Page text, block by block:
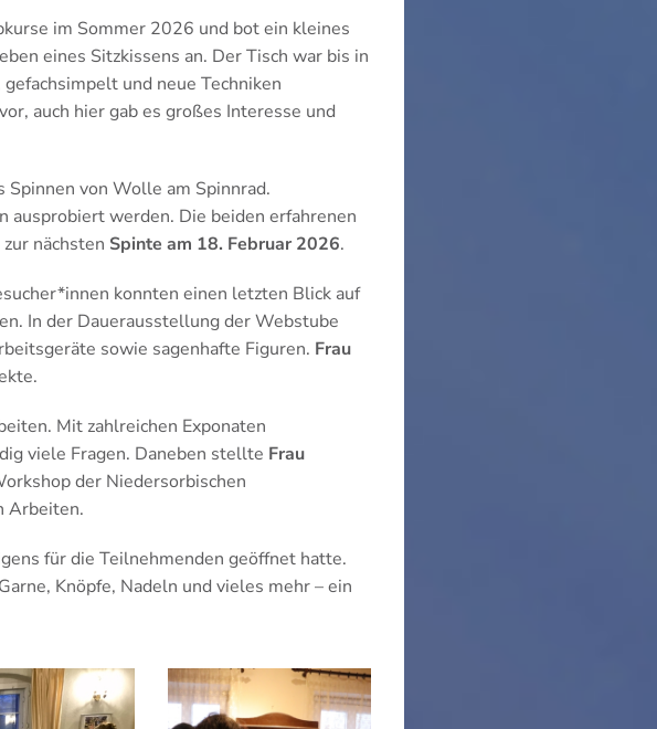
im Sommer 2026 und bot ein kleines
eines Sitzkissens an. Der Tisch war bis in
und neue Techniken
vor, auch hier gab es großes Interesse und
Spinnen von Wolle am Spinnrad.
werden. Die beiden erfahrenen
nächsten Spinte am 18. Februar 2026.
konnten einen letzten Blick auf
In der Dauerausstellung der Webstube
sowie sagenhafte Figuren. Frau
Mit zahlreichen Exponaten
viele Fragen. Daneben stellte Frau
der Niedersorbischen
Arbeiten.
für die Teilnehmenden geöffnet hatte.
Knöpfe, Nadeln und vieles mehr – ein